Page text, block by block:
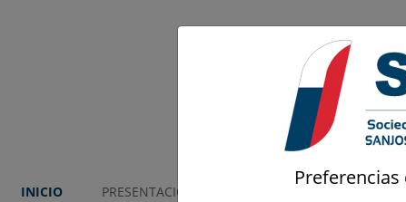
INICIO PRESENTACIÓN